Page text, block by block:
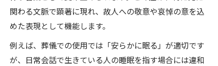
関わる文脈で顕著に現れ、故人への敬意や哀悼の意を込
めた表現として機能します。
例えば、葬儀での使用では「安らかに眠る」が適切です
が、日常会話で生きている人の睡眠を指す場合には違和